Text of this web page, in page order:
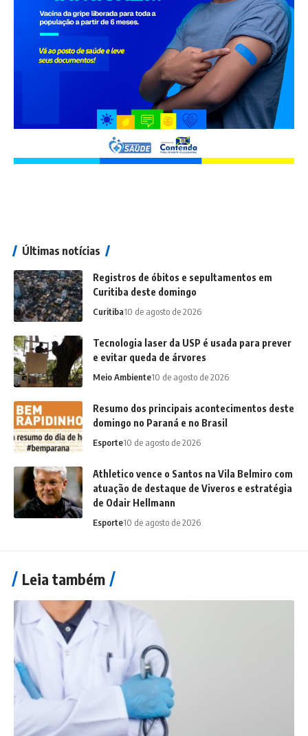
Últimas notícias
Registros de óbitos e sepultamentos em
Curitiba deste domingo
Curitiba10 de agosto de 2026
Tecnologia laser da USP é usada para prever
e evitar queda de árvores
Meio Ambiente10 de agosto de 2026
Resumo dos principais acontecimentos deste
domingo no Paraná e no Brasil
Esporte10 de agosto de 2026
Athletico vence o Santos na Vila Belmiro com
atuação de destaque de Viveros e estratégia
de Odair Hellmann
Esporte10 de agosto de 2026
Leia também